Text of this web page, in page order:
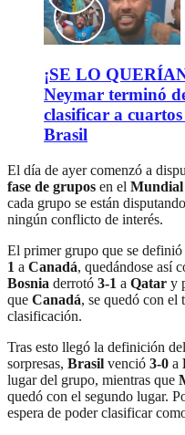
¡SE LO
Neymar terminó
clasificar a
Brasil
El día de ayer comenzó a
fase de grupos en el Mundial
cada grupo se están
ningún conflicto de interés.
El primer grupo que se definió
1 a Canadá, quedándose así
Bosnia derrotó 3-1 a Qatar y
que Canadá, se quedó con el
clasificación.
Tras esto llegó la definición del
sorpresas, Brasil venció 3-0 a
lugar del grupo, mientras que
quedó con el segundo lugar.
espera de poder clasificar